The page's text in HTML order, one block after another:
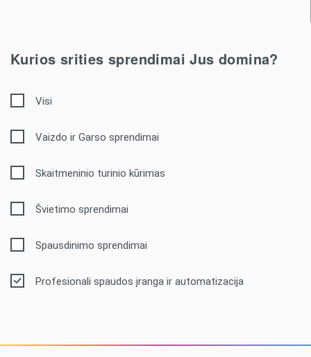
Kurios srities sprendimai Jus domina?
Visi
Vaizdo ir Garso sprendimai
Skaitmeninio turinio kūrimas
Švietimo sprendimai
Spausdinimo sprendimai
Profesionali spaudos įranga ir automatizacija